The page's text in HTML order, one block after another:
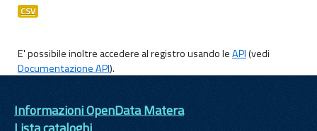
CSV
E' possibile inoltre accedere al registro usando leAPI(vedi
Documentazione API).
Informazioni OpenData Matera